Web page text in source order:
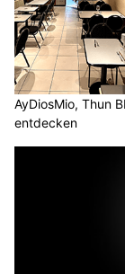
AyDiosMio, Thun
entdecken